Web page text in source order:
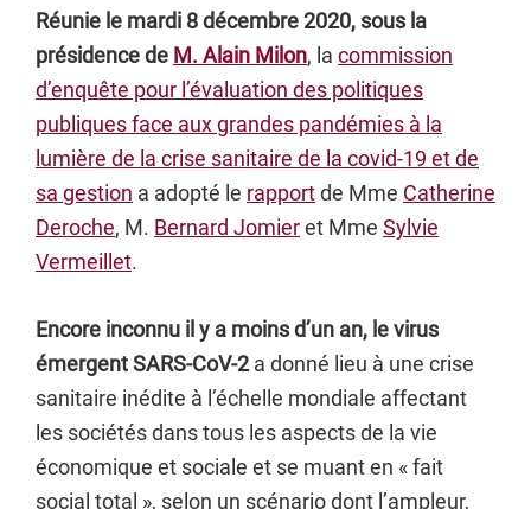
Réunie le mardi 8 décembre 2020, sous la
présidence de M. Alain Milon, la commission
d’enquête pour l’évaluation des politiques
publiques face aux grandes pandémies à la
lumière de la crise sanitaire de la covid-19 et de
sa gestion a adopté le rapportde Mme Catherine
Deroche, M. Bernard Jomieret Mme Sylvie
Vermeillet.
Encore inconnu il y a moins d’un an, le virus
émergent SARS-CoV-2a donné lieu à une crise
sanitaire inédite à l’échelle mondiale affectant
les sociétés dans tous les aspects de la vie
économique et sociale et se muant en « fait
social total », selon un scénario dont l’ampleur,